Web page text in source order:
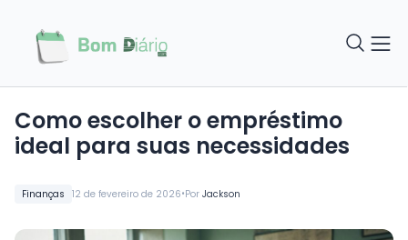
Finanças 12 de fevereiro de 2026•Por Jackson
Como escolher o empréstimo
ideal para suas necessidades